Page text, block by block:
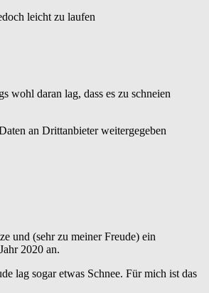
leicht zu laufen
wohl daran lag, dass es zu schneien
an Drittanbieter weitergegeben
und (sehr zu meiner Freude) ein
2020 an.
lag sogar etwas Schnee. Für mich ist das